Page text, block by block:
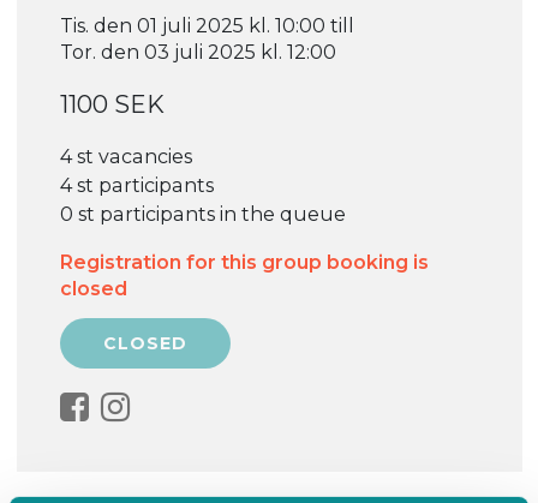
Tis. den 01 juli 2025 kl. 10:00 till
Tor. den 03 juli 2025 kl. 12:00
1100 SEK
4 st vacancies
4 st participants
0 st participants in the queue
Registration for this group booking is
closed